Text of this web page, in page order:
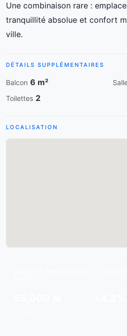
Une combinaison rare :
tranquillité absolue et confort
ville.
DÉTAILS SUPPLÉMENTAIRES
Balcon 6 m²
Toilettes 2
LOCALISATION